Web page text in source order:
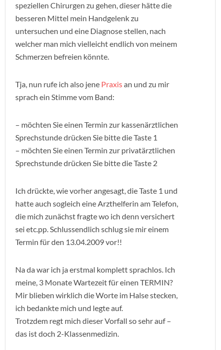
speziellen Chirurgen zu gehen, dieser hätte die
besseren Mittel mein Handgelenk zu
untersuchen und eine Diagnose stellen, nach
welcher man mich vielleicht endlich von meinem
Schmerzen befreien könnte.
Tja, nun rufe ich also jene Praxisan und zu mir
sprach ein Stimme vom Band:
– möchten Sie einen Termin zur kassenärztlichen
Sprechstunde drücken Sie bitte die Taste 1
– möchten Sie einen Termin zur privatärztlichen
Sprechstunde drücken Sie bitte die Taste 2
Ich drückte, wie vorher angesagt, die Taste 1 und
hatte auch sogleich eine Arzthelferin am Telefon,
die mich zunächst fragte wo ich denn versichert
sei etc.pp. Schlussendlich schlug sie mir einem
Termin für den 13.04.2009 vor!!
Na da war ich ja erstmal komplett sprachlos. Ich
meine, 3 Monate Wartezeit für einen TERMIN?
Mir blieben wirklich die Worte im Halse stecken,
ich bedankte mich und legte auf.
Trotzdem regt mich dieser Vorfall so sehr auf –
das ist doch 2-Klassenmedizin.